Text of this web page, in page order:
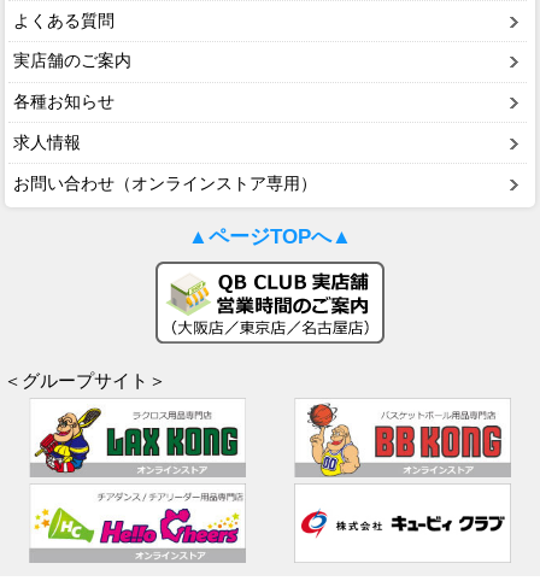
よくある質問
実店舗のご案内
各種お知らせ
求人情報
お問い合わせ（オンラインストア専用）
▲ページTOPへ▲
＜グループサイト＞